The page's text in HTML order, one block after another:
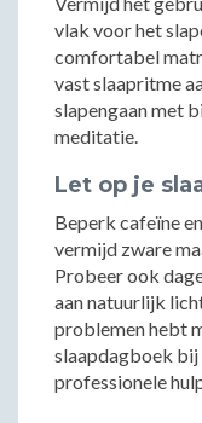
vlak voor het
comfortabel
vast slaapritme
slapengaan met
meditatie.
Let op je
Beperk cafeïne
vermijd zware
Probeer ook
aan natuurlijk
problemen hebt
slaapdagboek bij
professionele